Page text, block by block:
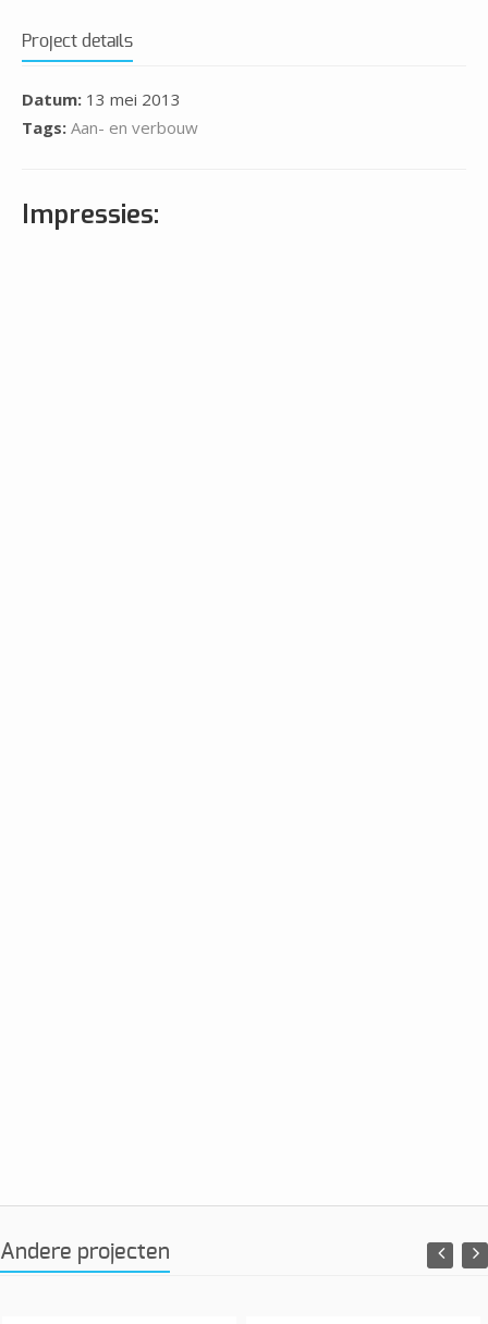
Project details
Datum: 13 mei 2013
Tags: Aan- en verbouw
Impressies:
Andere projecten